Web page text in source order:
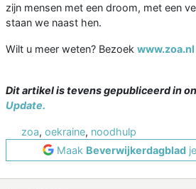
zijn mensen met een droom, met een
staan we naast hen.
Wilt u meer weten? Bezoek www.zoa.nl
Dit artikel is tevens gepubliceerd in
Update.
zoa, oekraine, noodhulp
Maak Beverwijkerdagblad